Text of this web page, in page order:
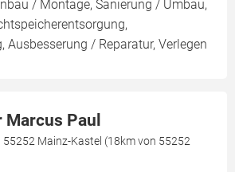
/ Montage, Sanierung / Umbau,
Ausbesserung / Reparatur, Verlegen
Paul
55252 Mainz-Kastel (18km von 55252